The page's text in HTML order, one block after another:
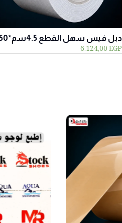
دبل فيس سهل القطع 4.5سم*50متر
6.124,00EGP